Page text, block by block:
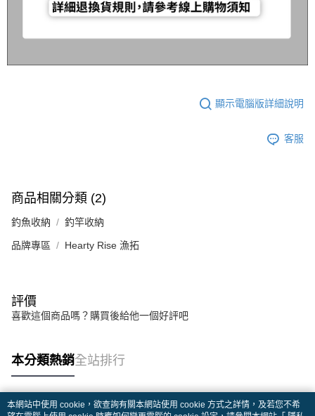
顯示電腦版詳細說明
客服
商品相關分類 (2)
釣魚收納 釣竿收納
品牌專區 Hearty Rise 漁拓
評價
喜歡這個商品嗎？購買後給他一個好評吧
本分類熱銷全站排行
本網站中使用 cookie，欲查詢有關本網站使用 cookie 方式之詳情，及若您不希